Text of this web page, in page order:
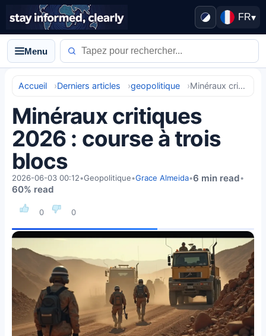
FR▾
Menu
Accueil Derniers articles geopolitique Minéraux critiques 2026 : course à trois blocs
Minéraux critiques
2026 : course à trois
blocs
0 0
2026-06-03 00:12•Geopolitique•Grace Almeida•6 min read•
60% read